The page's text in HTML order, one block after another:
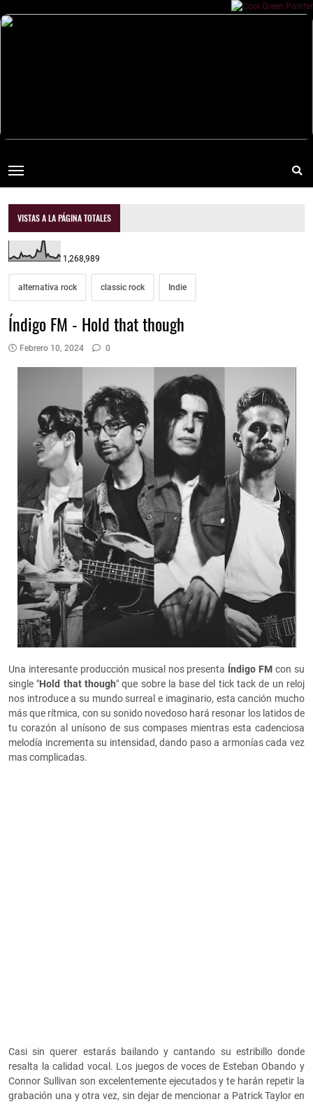
VISTAS A LA PÁGINA TOTALES
1,268,989
alternativa rock classic rock Indie
Índigo FM - Hold that though
Febrero 10, 2024 0
Una interesante producción musical nos presenta Índigo FM con su
single "Hold that though" que sobre la base del tick tack de un reloj
nos introduce a su mundo surreal e imaginario, esta canción mucho
más que rítmica, con su sonido novedoso hará resonar los latidos de
tu corazón al unísono de sus compases mientras esta cadenciosa
melodía incrementa su intensidad, dando paso a armonías cada vez
mas complicadas.
Casi sin querer estarás bailando y cantando su estribillo donde
resalta la calidad vocal. Los juegos de voces de Esteban Obando y
Connor Sullivan son excelentemente ejecutados y te harán repetir la
grabación una y otra vez, sin dejar de mencionar a Patrick Taylor en